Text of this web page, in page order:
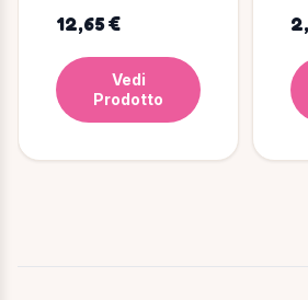
12,65 €
Vedi
Prodotto